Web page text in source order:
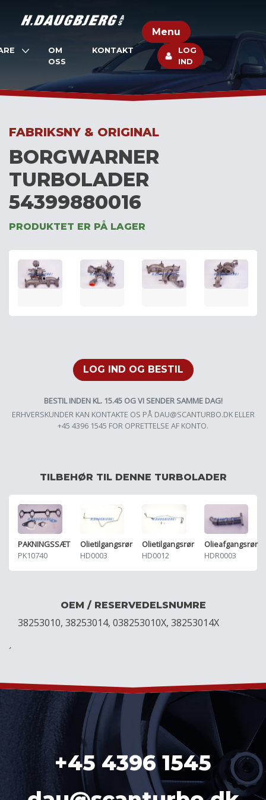
Menu
OM
OSS
KONTAKT
LOG
IND
FABRIKSNY & ORIGINAL
BORGWARNER
TURBOLADER
54399880016
PRODUKTET ER PÅ LAGER
LOG IND OG BESTIL
BESTIL INDEN KL. 15.45 OG VI SENDER SAMME DAG!
ERHVERSKUNDER KAN KONTAKTE OS PÅ DAU@SCANTURBO.DKELLER
+45 4396 1545 FOR OPRETTELSE AF KONTO.
TILBEHØR TIL DENNE TURBOLADER
PAKNINGSSÆT
PK10740
Olietilgangsrør
HD0003
Olietilgangsrør
HD0012
Olieafgangsrør
HDR0003
OEM / RESERVEDELSNUMRE
38253010, 38253014, 038253010X, 38253014X
´
+45 4396 1545